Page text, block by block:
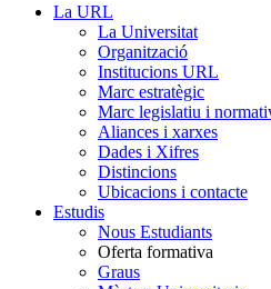
La URL
La Universitat
Organització
Institucions URL
Marc estratègic
Marc legislatiu i
Aliances i xarxes
Dades i Xifres
Distincions
Ubicacions i contacte
Estudis
Nous Estudiants
Oferta formativa
Graus